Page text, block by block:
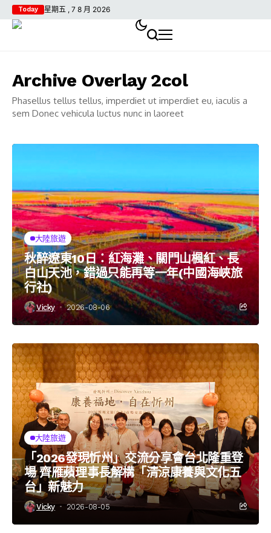
Today 星期五 , 7 8 月 2026
Archive Overlay 2col
Phasellus tellus tellus, imperdiet ut imperdiet eu, iaculis a
sem Donec vehicula luctus nunc in laoreet
大陸旅遊
秋醉遼東10日：紅海灘、關門山楓紅、長
白山天池，錯過只能再等一年(中國海峽旅
行社)
Vicky 2026-08-06
大陸旅遊
「2026發現忻州」交流分享會台北隆重登
場 齊雁蘋理事長解構「清涼康養與文化五
台」新魅力
Vicky 2026-08-05